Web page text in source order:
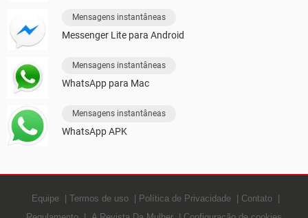
Mensagens instantâneas
Messenger Lite para Android
Mensagens instantâneas
WhatsApp para Mac
Mensagens instantâneas
WhatsApp APK
Equipe Termos de uso Política de Privacidade
Contato